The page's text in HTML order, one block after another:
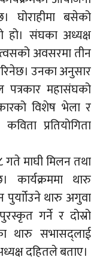
घोराहीमा बसेको
हो। संघका अध्यक्ष
अवसरमा तीन
उनका अनुसार
महासंघको
विशेष भेला र
प्रतियोगिता
गते माघी मिलन तथा
कार्यक्रममा थारु
पुर्याोउने थारु अगुवा
गर्ने र दोस्रो
थारु सभासद्लाई
दहितले बताए।